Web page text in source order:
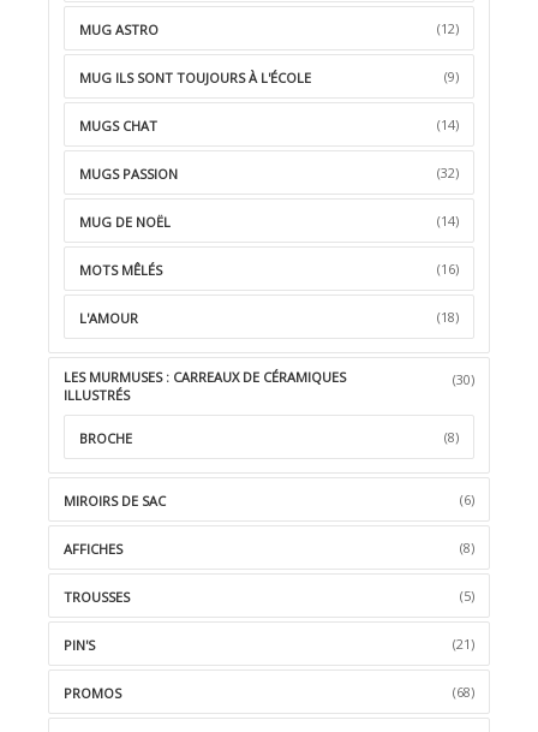
MUG ASTRO (12)
MUG ILS SONT TOUJOURS À L'ÉCOLE (9)
MUGS CHAT (14)
MUGS PASSION (32)
MUG DE NOËL (14)
MOTS MÊLÉS (16)
L'AMOUR (18)
LES MURMUSES : CARREAUX DE CÉRAMIQUES
ILLUSTRÉS
(30)
BROCHE (8)
MIROIRS DE SAC (6)
AFFICHES (8)
TROUSSES (5)
PIN'S (21)
PROMOS (68)